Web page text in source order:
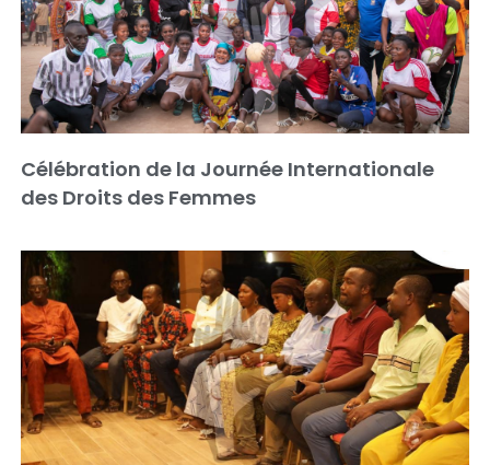
Célébration de la Journée Internationale
des Droits des Femmes